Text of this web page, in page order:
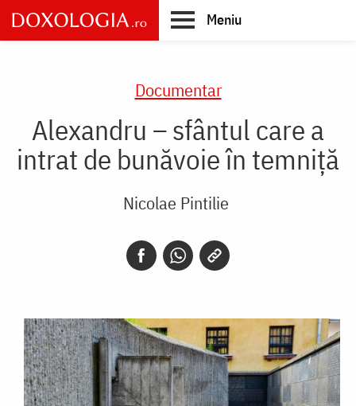
Skip
to
main
Meniu
Documentar
Alexandru – sfântul care a
intrat de bunăvoie în temniță
Nicolae Pintilie